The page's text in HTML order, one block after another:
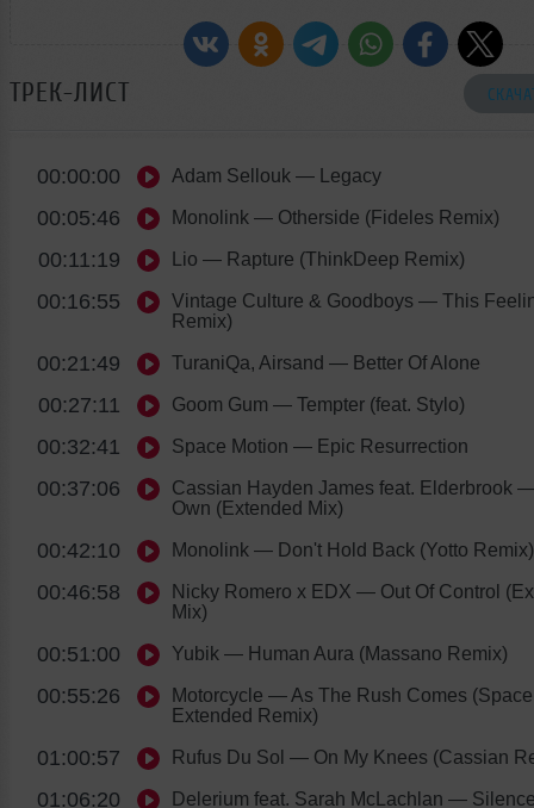
ТРЕК-ЛИСТ
00:00:00 Adam Sellouk — Legacy
00:05:46 Monolink — Otherside (Fideles Remix)
00:11:19 Lio — Rapture (ThinkDeep Remix)
00:16:55 Vintage Culture & Goodboys — This
Remix)
00:21:49 TuraniQa, Airsand — Better Of Alone
00:27:11 Goom Gum — Tempter (feat. Stylo)
00:32:41 Space Motion — Epic Resurrection
00:37:06 Cassian Hayden James feat. Elderbrook —
Own (Extended Mix)
00:42:10 Monolink — Don't Hold Back (Yotto Remix)
00:46:58 Nicky Romero x EDX — Out Of Control
Mix)
00:51:00 Yubik — Human Aura (Massano Remix)
00:55:26 Motorcycle — As The Rush Comes
Extended Remix)
01:00:57 Rufus Du Sol — On My Knees (Cassian
01:06:20 Delerium feat. Sarah McLachlan —